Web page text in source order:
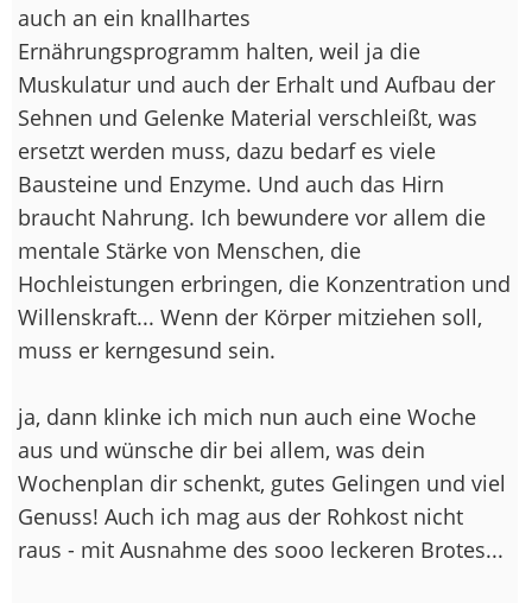
auch an ein knallhartes
Ernährungsprogramm halten, weil ja die
Muskulatur und auch der Erhalt und Aufbau der
Sehnen und Gelenke Material verschleißt, was
ersetzt werden muss, dazu bedarf es viele
Bausteine und Enzyme. Und auch das Hirn
braucht Nahrung. Ich bewundere vor allem die
mentale Stärke von Menschen, die
Hochleistungen erbringen, die Konzentration und
Willenskraft... Wenn der Körper mitziehen soll,
muss er kerngesund sein.
ja, dann klinke ich mich nun auch eine Woche
aus und wünsche dir bei allem, was dein
Wochenplan dir schenkt, gutes Gelingen und viel
Genuss! Auch ich mag aus der Rohkost nicht
raus - mit Ausnahme des sooo leckeren Brotes...